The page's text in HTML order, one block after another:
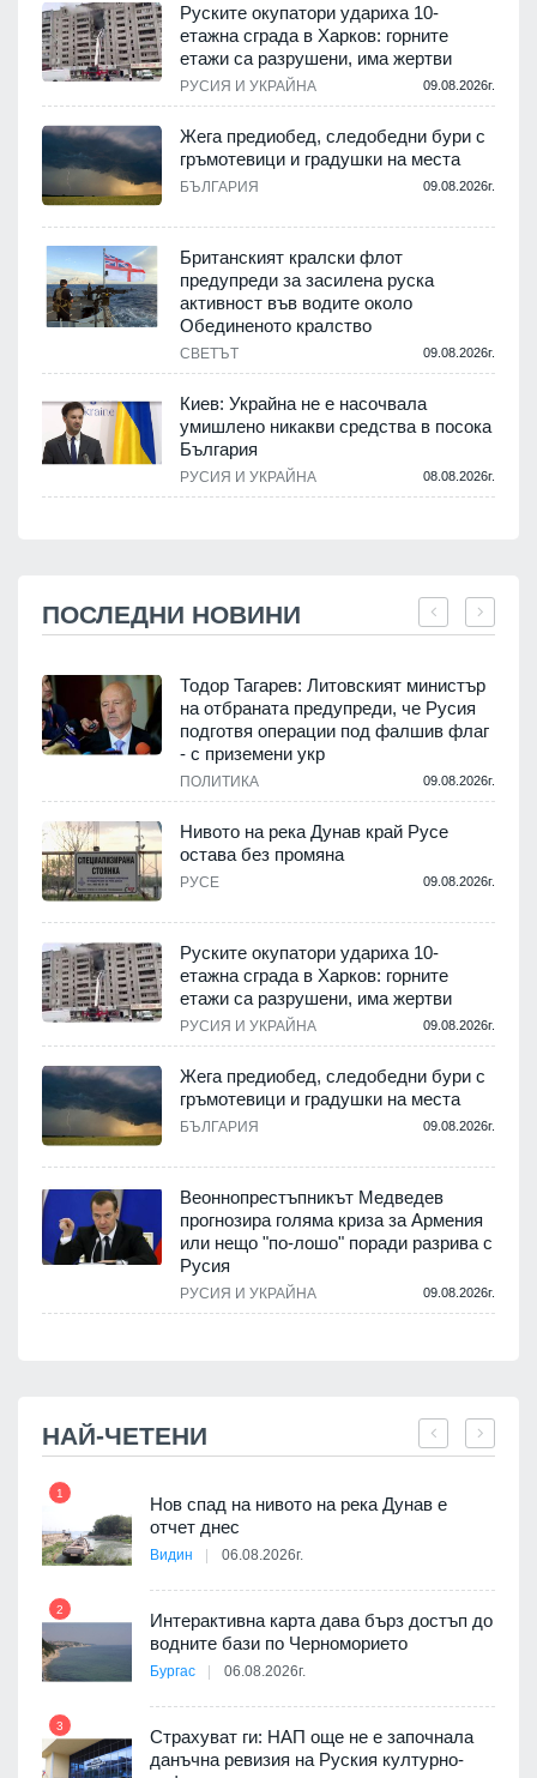
Руските окупатори удариха 10-
етажна сграда в Харков: горните
етажи са разрушени, има жертви
РУСИЯ И УКРАЙНА 09.08.2026г.
Жега предиобед, следобедни бури с
гръмотевици и градушки на места
БЪЛГАРИЯ 09.08.2026г.
Британският кралски флот
предупреди за засилена руска
активност във водите около
Обединеното кралство
СВЕТЪТ 09.08.2026г.
Киев: Украйна не е насочвала
умишлено никакви средства в посока
България
РУСИЯ И УКРАЙНА 08.08.2026г.
ПОСЛЕДНИ НОВИНИ
Тодор Тагарев: Литовският министър
на отбраната предупреди, че Русия
подготвя операции под фалшив флаг
- с приземени укр
ПОЛИТИКА 09.08.2026г.
Нивото на река Дунав край Русе
остава без промяна
РУСЕ 09.08.2026г.
Руските окупатори удариха 10-
етажна сграда в Харков: горните
етажи са разрушени, има жертви
РУСИЯ И УКРАЙНА 09.08.2026г.
Жега предиобед, следобедни бури с
гръмотевици и градушки на места
БЪЛГАРИЯ 09.08.2026г.
Веоннопрестъпникът Медведев
прогнозира голяма криза за Армения
или нещо "по-лошо" поради разрива с
Русия
РУСИЯ И УКРАЙНА 09.08.2026г.
НАЙ-ЧЕТЕНИ
1
Нов спад на нивото на река Дунав е
отчет днес
Видин 06.08.2026г.
2
Интерактивна карта дава бърз достъп до
водните бази по Черноморието
Бургас 06.08.2026г.
3
Страхуват ги: НАП още не е започнала
данъчна ревизия на Руския културно-